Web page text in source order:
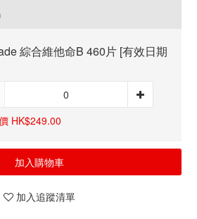
綜合維他命B 460片 [有效日期
HK$249.00
加入購物車
加入追蹤清單